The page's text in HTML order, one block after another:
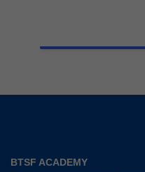
BTSF ACADEMY